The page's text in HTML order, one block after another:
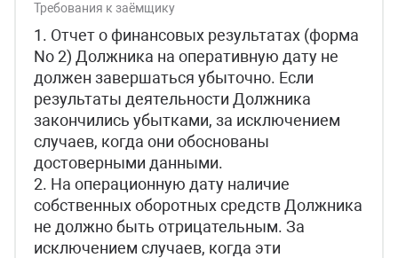
Требования к заёмщику
1. Отчет о финансовых результатах (форма
No 2) Должника на оперативную дату не
должен завершаться убыточно. Если
результаты деятельности Должника
закончились убытками, за исключением
случаев, когда они обоснованы
достоверными данными.
2. На операционную дату наличие
собственных оборотных средств Должника
не должно быть отрицательным. За
исключением случаев, когда эти